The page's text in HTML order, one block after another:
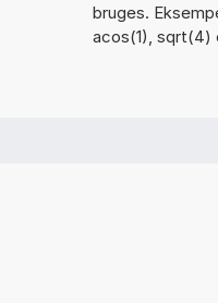
bruges.
acos(1), sqrt(4)